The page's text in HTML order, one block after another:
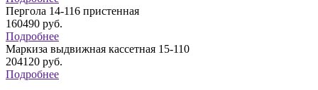
Пергола 14-116 пристенная
160490 руб.
Подробнее
Маркиза выдвижная кассетная 15-110
204120 руб.
Подробнее